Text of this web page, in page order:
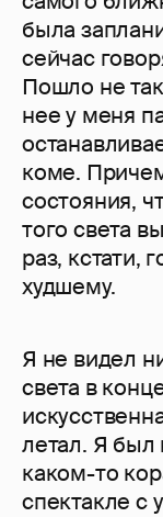
была
сейчас
Пошло не
нее у меня
коме.
состояния,
того света
раз, кстати,
худшему.
Я не видел
света в
летал. Я был
каком-то
спектакле с